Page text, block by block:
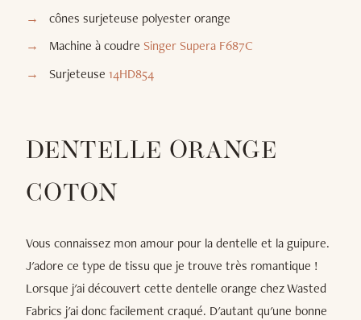
cônes surjeteuse polyester orange
Machine à coudre Singer Supera F687C
Surjeteuse 14HD854
DENTELLE ORANGE
COTON
Vous connaissez mon amour pour la dentelle et la guipure.
J'adore ce type de tissu que je trouve très romantique !
Lorsque j'ai découvert cette dentelle orange chez Wasted
Fabrics j'ai donc facilement craqué. D'autant qu'une bonne